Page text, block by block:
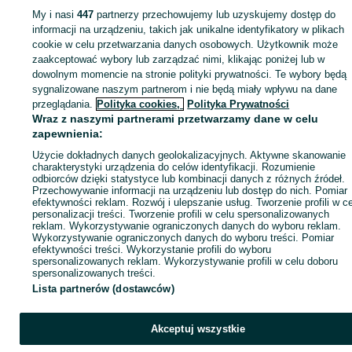
Zaloguj się lub załóż konto na OLX, aby skontaktować się z
sprzedającym
Zaloguj się / Załóż konto
My i nasi447 partnerzy przechowujemy lub uzyskujemy dostęp do
informacji na urządzeniu, takich jak unikalne identyfikatory w plikach
cookie w celu przetwarzania danych osobowych. Użytkownik może
zaakceptować wybory lub zarządzać nimi, klikając poniżej lub w
dowolnym momencie na stronie polityki prywatności. Te wybory będą
sygnalizowane naszym partnerom i nie będą miały wpływu na dane
przeglądania. Polityka cookies, Polityka Prywatności
Wraz z naszymi partnerami przetwarzamy dane w celu
zapewnienia:
Użycie dokładnych danych geolokalizacyjnych. Aktywne skanowanie
charakterystyki urządzenia do celów identyfikacji. Rozumienie
odbiorców dzięki statystyce lub kombinacji danych z różnych źródeł.
Przechowywanie informacji na urządzeniu lub dostęp do nich. Pomiar
efektywności reklam. Rozwój i ulepszanie usług. Tworzenie profili w
personalizacji treści. Tworzenie profili w celu spersonalizowanych
reklam. Wykorzystywanie ograniczonych danych do wyboru reklam.
Wykorzystywanie ograniczonych danych do wyboru treści. Pomiar
efektywności treści. Wykorzystanie profili do wyboru
spersonalizowanych reklam. Wykorzystywanie profili w celu doboru
spersonalizowanych treści.
Lista partnerów (dostawców)
Akceptuj wszystkie